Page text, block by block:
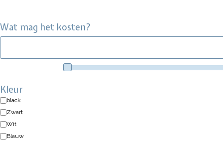
Wat mag het kosten?
Kleur
black
Zwart
Wit
Blauw